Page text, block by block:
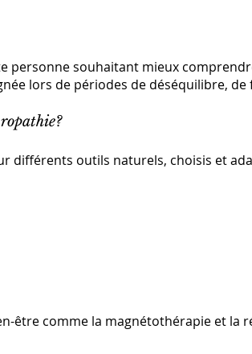
personne souhaitant mieux
lors de périodes de déséquilibre,
différents outils naturels, choisis et
être comme la magnétothérapie et la